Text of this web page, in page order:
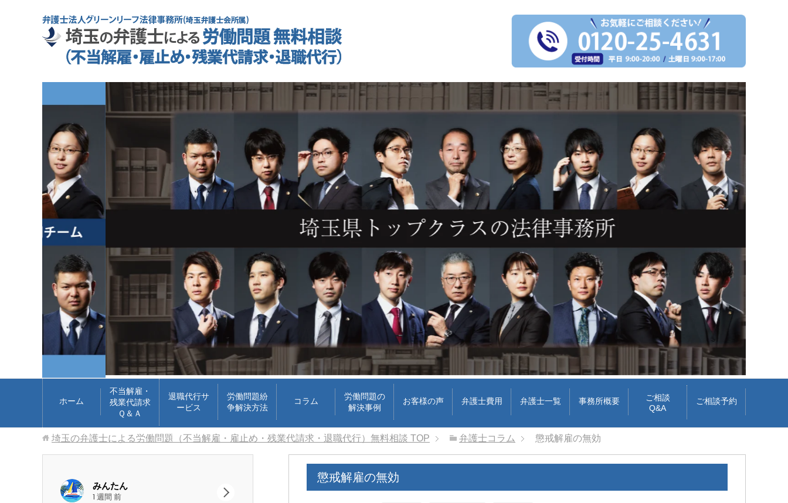
ホーム
不当解雇・
残業代請求
Ｑ＆Ａ
退職代行サ
ービス
労働問題紛
争解決方法
コラム
労働問題の
解決事例
お客様の声 弁護士費用 弁護士一覧 事務所概要
ご相談
Q&A
ご相談予約
埼玉の弁護士による労働問題（不当解雇・雇止め・残業代請求・退職代行）無料相談 TOP 弁護士コラム 懲戒解雇の無効
懲戒解雇の無効
みんたん
1 週間 前